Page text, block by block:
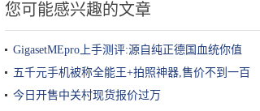
您可能感兴趣的文章
GigasetMEpro上手测评:源自纯正德国血统你值
五千元手机被称全能王+拍照神器,售价不到一百
今日开售中关村现货报价过万